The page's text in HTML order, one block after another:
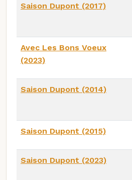
Saison Dupont (2017)
Avec Les Bons Voeux
(2023)
Saison Dupont (2014)
Saison Dupont (2015)
Saison Dupont (2023)